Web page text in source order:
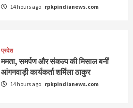
14 hours ago rpkpindianews.com
प्रदेश
ममता, समर्पण और संकल्प की मिसाल बनीं
आंगनवाड़ी कार्यकर्ता शर्मिला ठाकुर
14 hours ago rpkpindianews.com